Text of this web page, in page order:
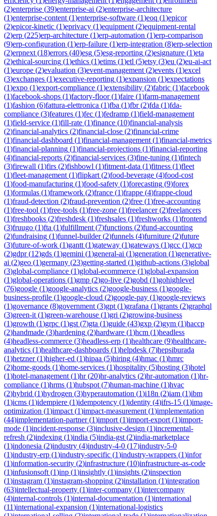
(2)enterprise (39)enterprise-ai (2)enterprise-architecture
(1)enterprise-content (1)enterprise-software (1)eoq (1)epicor
(2)epicor-kinetic (1)eprivacy (1)equipment (2)equipment-rental
(2)erp (225)erp-architecture (1)erp-automation (1)erp-comparison
(9)erp-configuration (1)erp-failure (1)erp-integration (8)erp-selection
(2)erpnext (18)errors (40)esg (5)esg-reporting (2)esignature (1)eta
(2)ethical-sourcing (1)ethics (1)etims (1)etl (5)etsy (3)eu (2)eu-ai-act
(1)europe (2)evaluation (3)event-management (2)events (1)excel
(3)exchanges (1)executive-reporting (1)expansion (1)expectations
(1)expo (1)export-compliance (1)extensibility (2)fabric (1)facebook
(1)facebook-shops (1)factory-floor(1)faire (1)farm-management
(1)fashion (6)fattura-elettronica (1)fba (1)fbr(2)fda (1)fda-
compliance (3)features (1)fec (1)fedramp (1)field-management
(1)field-service (1)fill-rate (1)finance (10)financial-analysis
(2)financial-analytics (2)financial-close (2)financial-crime
(1)financial-dashboard (1)financial-management (1)financial-metrics
(1)financial-planning (1)financial-projections (1)financial-reporting
(4)financial-reports (2)financial-services (3)fine-tuning (1)fintech
(3)firewall (1)firs (2)fishbowl (1)fitment-data (1)fitness (1)fleet
(1)fleet-management (1)flipkart (2)food-beverage (4)food-cost
(1)food-manufacturing (1)food-safety (1)forecasting (9)forex
(1)formulas (1)framework (2)france (1)frappe (4)frappe-cloud
(1)fraud-detection (2)fraud-prevention (2)free (1)free-accounting
(1)free-tool (1)free-tools (1)free-zone (1)freelancer(2)freelancers
(1)freshbooks (2)freshdesk (1)freshsales (1)freshworks (1)frontend
(3)fruugo (1)fta (1)fulfillment (7)functions (2)fund-accounting
(2)fundraising (1)funnel-builder(2)funnels (4)furniture (2)future
(3)future-of-work (1)gantt (1)gateway (1)gateways (1)gcc (1)gcp
(2)gdpr(12)gds (1)gemini (1)general-ai (1)generation (1)generative-
ai (2)geo (1)germany (23)getting-started (1)github-actions (3)global
(3)global-compliance (1)global-ecommerce (1)global-expansion
(1)global-operations (1)gmp (2)go-live (2)gobd (1)gohighlevel
(76)google (1)google-analytics (2)google-business (1)google-
business-profile (1)google-cloud (2)google-pay (1)google-reviews
(1)governance (8)government (3)gpt (1)grafana (1)grants (2)graphql
(3)green-it (1)green-warehouse (1)gri (2)growing-business
(1)growth (1)grpc (1)gst (7)gta (1)guide (43)gxp (2)gym (1)haccp
(2)handmade (3)hardening (2)hardware (1)hcm (1)headless
(4)headless-commerce (3)headless-erp (1)healthcare (9)healthcare-
analytics (1)healthcare-dashboards (1)helpdesk (7)hepsiburada
(1)hetzner(1)higher-ed (1)hipaa (5)hiring (4)hmac (1)hmrc
(2)home-goods (1)home-services (1)hospitality (5)hosting (3)hotel
(1)hotel-management (1)hr(20)hr-analytics (2)hr-automation (1)hr-
compliance (1)hrms (1)hubspot (7)human-machine (1)hvac
(2)hybrid (1)hydrogen (3)hyperautomation (1)i18n (2)iam (1)ibm
(1)icms (1)idempiere (1)idempotency (1)identity (4)ifrs-15 (1)image-
optimization (1)impact (1)impact-measurement (1)implementation
(44)implementation-partner(1)import (1)import-export (1)import-
mode (1)incident-response (3)inclusive-design (1)incremental-
refresh (2)indexing (1)india (5)india-gst (2)india-marketplace
(1)indonesia (2)industry (4)industry-4-0 (17)industry-5-0
(1)industry-erp (1)industry-specific (1)industry-wrappers (1)infor
(1)information-security (2)infrastructure (10)infrastructure-as-code
(1)infusionsoft (1)inp (1)insightly (1)insights (2)inspection
(1)instagram (1)instagram-shopping (2)installation (1)integration
(63)intellectual-property (1)inter-company (1)intercompany
(4)internal-controls (1)internal-documentation (1)international
(11)international-expansion (1)international-logistics